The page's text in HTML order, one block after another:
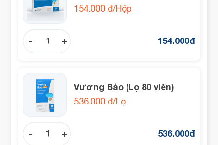
154.000 đ/Hộp
+
- 154.000đ
Vương Bảo (Lọ 80 viên)
536.000 đ/Lọ
+
- 536.000đ